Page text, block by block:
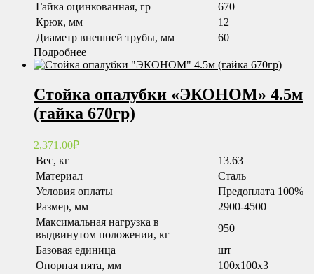
Гайка оцинкованная, гр
670
Крюк, мм
12
Диаметр внешней трубы, мм
60
Подробнее
Стойка опалубки «ЭКОНОМ» 4.5м
(гайка 670гр)
2,371.00₽
Вес, кг
13.63
Материал
Сталь
Условия оплаты
Предоплата 100%
Размер, мм
2900-4500
Максимальная нагрузка в
выдвинутом положении, кг
950
Базовая единица
шт
Опорная пята, мм
100x100x3